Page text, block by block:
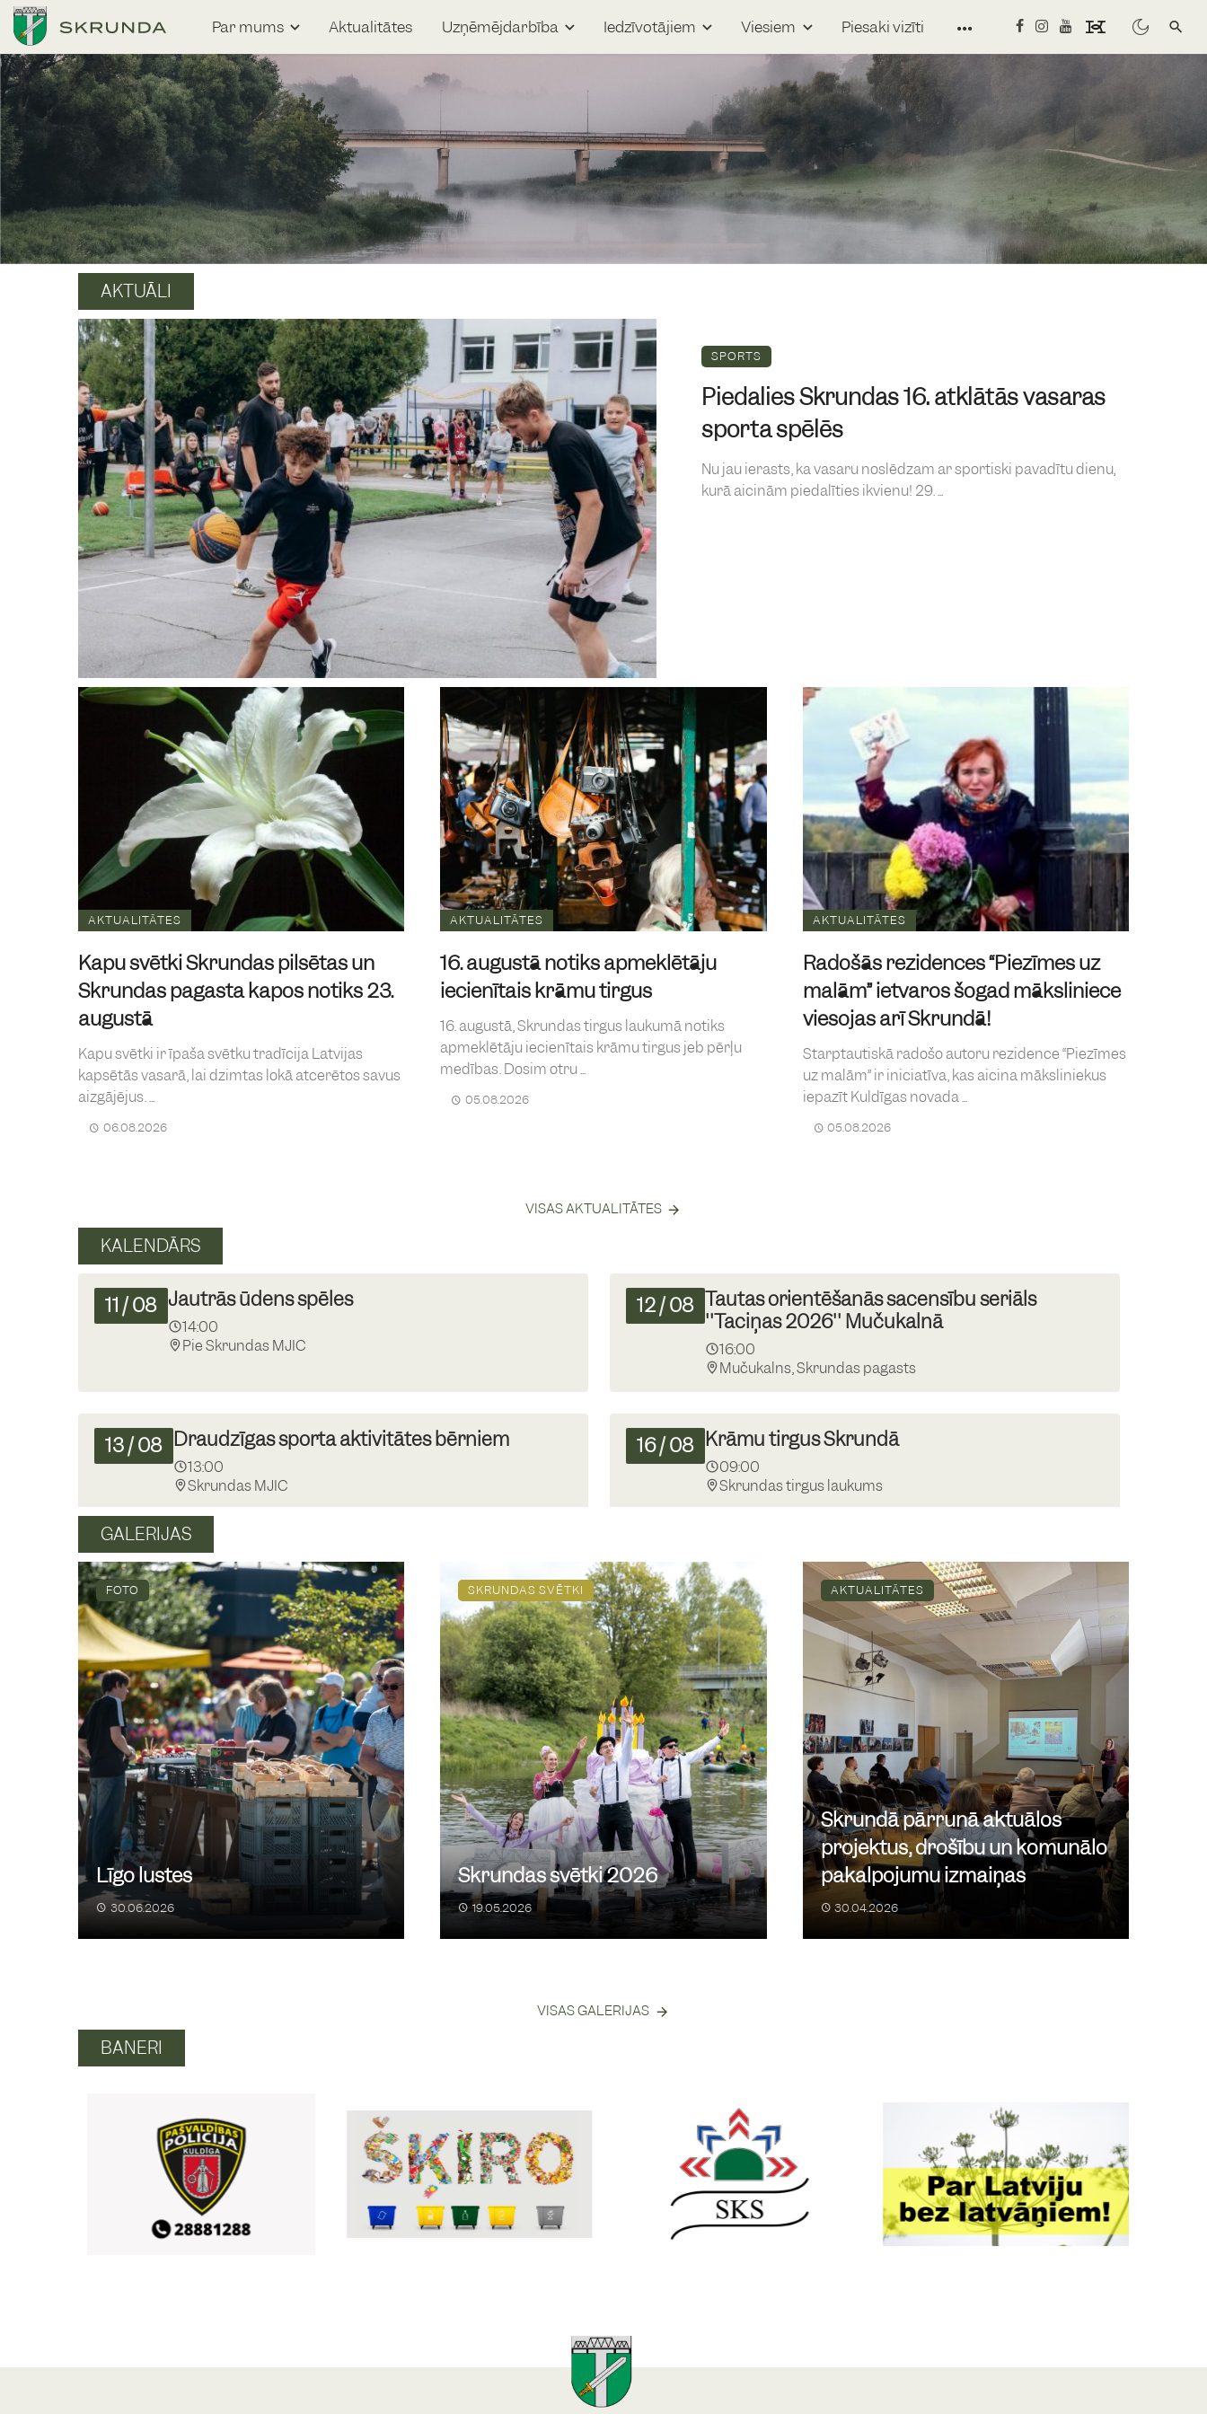
Par mums Aktualitātes Uzņēmējdarbība Iedzīvotājiem Viesiem Piesaki vizīti
AKTUĀLI
SPORTS
Piedalies Skrundas 16. atklātās vasaras
sporta spēlēs
Nu jau ierasts, ka vasaru noslēdzam ar sportiski pavadītu dienu,
kurā aicinām piedalīties ikvienu! 29. ...
AKTUALITĀTES
Kapu svētki Skrundas pilsētas un
Skrundas pagasta kapos notiks 23.
augustā
Kapu svētki ir īpaša svētku tradīcija Latvijas
kapsētās vasarā, lai dzimtas lokā atcerētos savus
aizgājējus. ...
06.08.2026
AKTUALITĀTES
16. augustā notiks apmeklētāju
iecienītais krāmu tirgus
16. augustā, Skrundas tirgus laukumā notiks
apmeklētāju iecienītais krāmu tirgus jeb pērļu
medības. Dosim otru ...
05.08.2026
AKTUALITĀTES
Radošās rezidences “Piezīmes uz
malām” ietvaros šogad māksliniece
viesojas arī Skrundā!
Starptautiskā radošo autoru rezidence “Piezīmes
uz malām” ir iniciatīva, kas aicina māksliniekus
iepazīt Kuldīgas novada ...
05.08.2026
VISAS AKTUALITĀTES
KALENDĀRS
11 /08 Jautrās ūdens spēles
14:00
Pie Skrundas MJIC
12/08 Tautas orientēšanās sacensību seriāls
''Taciņas 2026'' Mučukalnā
16:00
Mučukalns, Skrundas pagasts
13/08 Draudzīgas sporta aktivitātes bērniem
13:00
Skrundas MJIC
16/08 Krāmu tirgus Skrundā
09:00
Skrundas tirgus laukums
19/08 Basketbola spēle “Mīnusi”
13:00
Skrundas pamatskolas basketbola laukumā
21 08 Jauniešu skrējiens Skrundā
13:00
Pie Skrundas MJIC
22/08 Roks par Brīvību
20:00
Skrundas pilskalna estrādē
23/08 Kapu svētki Skrundas pilsētā un pagastā
Skrundas pilsēta un pagasts
27 /08
Tautas orientēšanās sacensību seriāls
''Taciņas 2026'' Skrundā
16:00
Skrunda
28/08 Vasarīgs pikniks pie Ventas Skrundā
13:00
Pie Skrundas baskāju takas
29/08 Vasaras noslēguma zaļumballe ar Ediju
29/08 16. Skrundas atklātās vasaras sporta spēles
16. Skrundas atklātās vasaras sporta spēles
Skrundas pamatskolas sporta bāze
Skrundas estrāde
“Komediantu ekspedīcijas” stand-up izrāde
par Skrundu ar Rūdolfu Kugrēnu
18:00
/09 Krāmu tirgus Skrundā
09:00
Skrundas tirgus laukums
GALERIJAS
Līgo lustes
30.06.2026
FOTO
Skrundas svētki 2026
19.05.2026
SKRUNDAS SVĒTKI
Skrundā pārrunā aktuālos
projektus, drošību un komunālo
pakalpojumu izmaiņas
30.04.2026
AKTUALITĀTES
VISAS GALERIJAS
BANERI